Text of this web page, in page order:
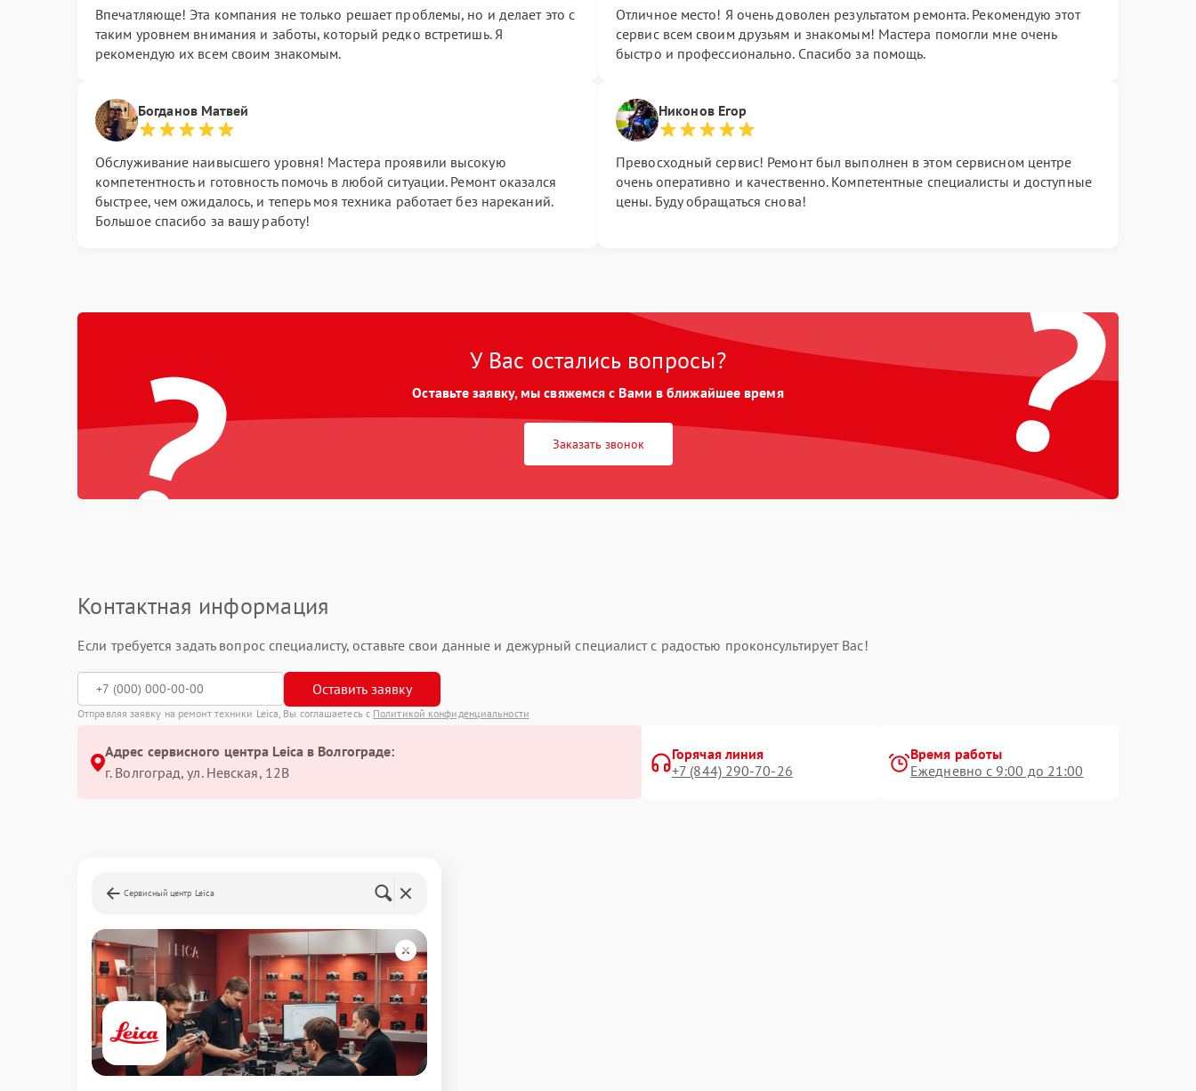
Впечатляюще! Эта компания не только решает проблемы, но и делает это с
таким уровнем внимания и заботы, который редко встретишь. Я
рекомендую их всем своим знакомым.
Отличное место! Я очень доволен результатом ремонта. Рекомендую этот
сервис всем своим друзьям и знакомым! Мастера помогли мне очень
быстро и профессионально. Спасибо за помощь.
Богданов Матвей
Обслуживание наивысшего уровня! Мастера проявили высокую
компетентность и готовность помочь в любой ситуации. Ремонт оказался
быстрее, чем ожидалось, и теперь моя техника работает без нареканий.
Большое спасибо за вашу работу!
Никонов Егор
Превосходный сервис! Ремонт был выполнен в этом сервисном центре
очень оперативно и качественно. Компетентные специалисты и доступные
цены. Буду обращаться снова!
? ?
У Вас остались вопросы?
Оставьте заявку, мы свяжемся с Вами в ближайшее время
Заказать звонок
Контактная информация
Если требуется задать вопрос специалисту, оставьте свои данные и дежурный специалист с радостью проконсультирует Вас!
Оставить заявку
Отправляя заявку на ремонт техники Leica, Вы соглашаетесь с Политикой конфиденциальности
Адрес сервисного центра Leica в Волгограде:
г. Волгоград, ул. Невская, 12В
Горячая линия
+7 (844) 290-70-26
Время работы
Ежедневно с 9:00 до 21:00
Сервисный центр Leica